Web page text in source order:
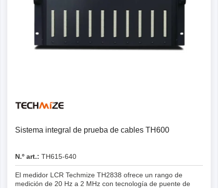
Sistema integral de prueba de cables TH600
N.º art.: TH615-640
El medidor LCR Techmize TH2838 ofrece un rango de
medición de 20 Hz a 2 MHz con tecnología de puente de